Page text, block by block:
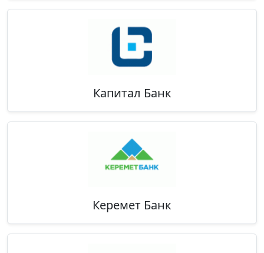
Капитал Банк
Керемет Банк